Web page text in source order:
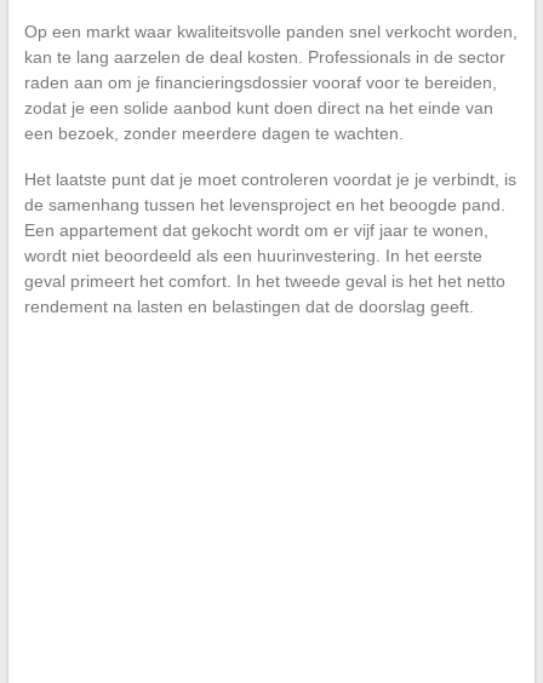
Op een markt waar kwaliteitsvolle panden snel verkocht worden,
kan te lang aarzelen de deal kosten. Professionals in de sector
raden aan om je financieringsdossier vooraf voor te bereiden,
zodat je een solide aanbod kunt doen direct na het einde van
een bezoek, zonder meerdere dagen te wachten.
Het laatste punt dat je moet controleren voordat je je verbindt, is
de samenhang tussen het levensproject en het beoogde pand.
Een appartement dat gekocht wordt om er vijf jaar te wonen,
wordt niet beoordeeld als een huurinvestering. In het eerste
geval primeert het comfort. In het tweede geval is het het netto
rendement na lasten en belastingen dat de doorslag geeft.